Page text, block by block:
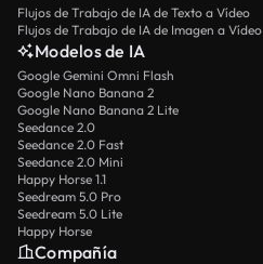
Flujos de Trabajo de IA de Texto a Vídeo
Flujos de Trabajo de IA de Imagen a Vídeo
Modelos de IA
Google Gemini Omni Flash
Google Nano Banana 2
Google Nano Banana 2 Lite
Seedance 2.0
Seedance 2.0 Fast
Seedance 2.0 Mini
Happy Horse 1.1
Seedream 5.0 Pro
Seedream 5.0 Lite
Happy Horse
Compañía